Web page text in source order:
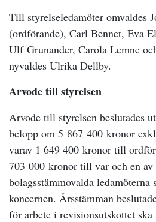
Till styrelseledamöter omvaldes
(ordförande), Carl Bennet, Eva
Ulf Grunander, Carola Lemne
nyvaldes Ulrika Dellby.
Arvode till styrelsen
Arvode till styrelsen beslutades
belopp om 5 867 400 kronor
varav 1 649 400 kronor till
703 000 kronor till var och en av
bolagsstämmovalda
koncernen. Årsstämman
för arbete i revisionsutskottet ska